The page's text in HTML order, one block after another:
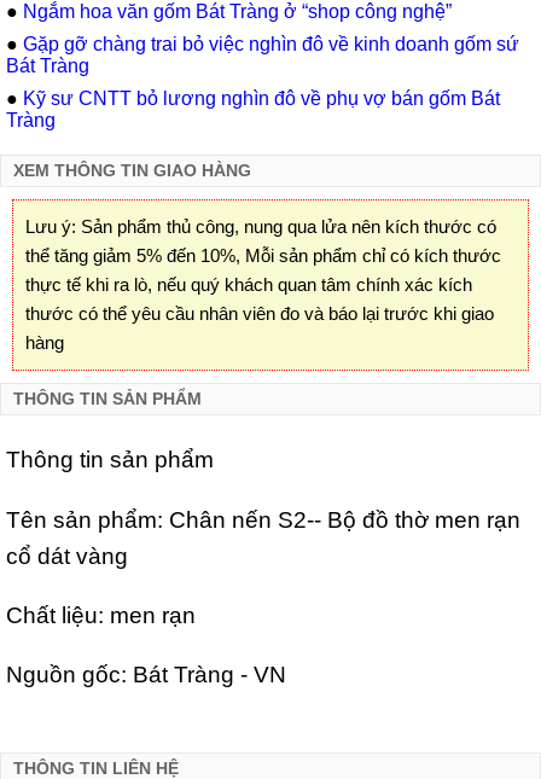
● Ngắm hoa văn gốm Bát Tràng ở “shop công nghệ”
● Gặp gỡ chàng trai bỏ việc nghìn đô về kinh doanh gốm sứ
Bát Tràng
● Kỹ sư CNTT bỏ lương nghìn đô về phụ vợ bán gốm Bát
Tràng
XEM THÔNG TIN GIAO HÀNG
Lưu ý: Sản phẩm thủ công, nung qua lửa nên kích thước có
thể tăng giảm 5% đến 10%, Mỗi sản phẩm chỉ có kích thước
thực tế khi ra lò, nếu quý khách quan tâm chính xác kích
thước có thể yêu cầu nhân viên đo và báo lại trước khi giao
hàng
THÔNG TIN SẢN PHẨM
Thông tin sản phẩm
Tên sản phẩm: Chân nến S2-- Bộ đồ thờ men rạn
cổ dát vàng
Chất liệu: men rạn
Nguồn gốc: Bát Tràng - VN
THÔNG TIN LIÊN HỆ